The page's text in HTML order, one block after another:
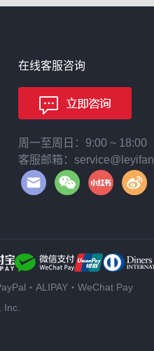
在线客服咨询
周一至周日：9:00 ~ 18:00
客服邮箱：
・ALIPAY・WeChat Pay